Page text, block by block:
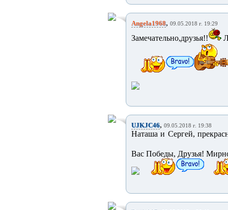
Angela1968, 09.05.2018 г. 19:29
Замечательно,друзья!!
UJKJC46, 09.05.2018 г. 19:38
Наташа и Сергей,
Вас Победы, Друзья!